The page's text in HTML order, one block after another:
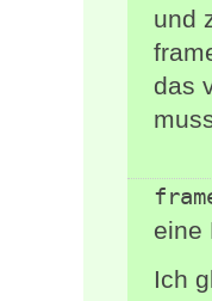
und
das
eine
Ich